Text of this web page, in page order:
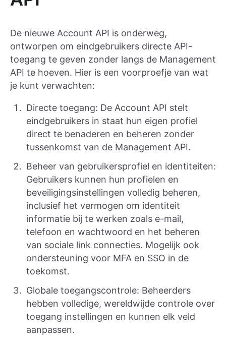
De nieuwe Account API is onderweg,
ontworpen om eindgebruikers directe API-
toegang te geven zonder langs de Management
API te hoeven. Hier is een voorproefje van wat
je kunt verwachten:
Directe toegang: De Account API stelt
eindgebruikers in staat hun eigen profiel
direct te benaderen en beheren zonder
tussenkomst van de Management API.
Beheer van gebruikersprofiel en identiteiten:
Gebruikers kunnen hun profielen en
beveiligingsinstellingen volledig beheren,
inclusief het vermogen om identiteit
informatie bij te werken zoals e-mail,
telefoon en wachtwoord en het beheren
van sociale link connecties. Mogelijk ook
ondersteuning voor MFA en SSO in de
toekomst.
Globale toegangscontrole: Beheerders
hebben volledige, wereldwijde controle over
toegang instellingen en kunnen elk veld
aanpassen.